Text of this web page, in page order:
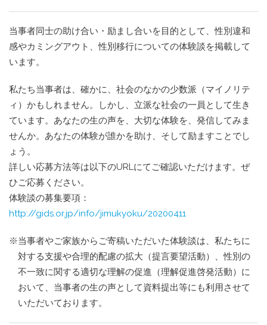
当事者同士の助け合い・励まし合いを目的として、性別違和
感やカミングアウト、性別移行についての体験談を掲載して
います。
私たち当事者は、確かに、社会のなかの少数派（マイノリテ
ィ）かもしれません。しかし、立派な社会の一員として生き
ています。あなたの生の声を、大切な体験を、発信してみま
せんか。あなたの体験が誰かを助け、そして励ますことでし
ょう。
詳しい応募方法等は以下のURLにてご確認いただけます。ぜ
ひご応募ください。
体験談の募集要項：
http://gids.or.jp/info/jimukyoku/20200411
※当事者やご家族からご寄稿いただいた体験談は、私たちに
対する支援や合理的配慮の拡大（提言要望活動）、性別の
不一致に関する適切な理解の促進（理解促進啓発活動）に
おいて、当事者の生の声として資料提出等にも利用させて
いただいております。